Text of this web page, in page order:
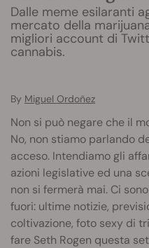
Dalle meme esilaranti
mercato della
migliori account di
cannabis.
By Miguel Ordoñez
Non si può negare che il
No, non stiamo parlando
acceso. Intendiamo gli
azioni legislative ed una
non si fermerà mai. Ci
fuori: ultime notizie,
coltivazione, foto sexy di
fare Seth Rogen questa